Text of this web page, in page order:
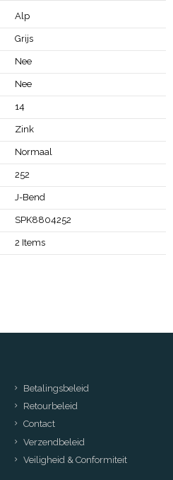
Alp
Grijs
Nee
Nee
14
Zink
Normaal
252
J-Bend
SPK8804252
2 Items
Betalingsbeleid
Retourbeleid
Contact
Verzendbeleid
Veiligheid & Conformiteit